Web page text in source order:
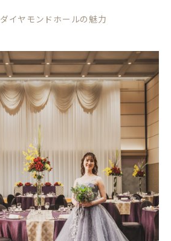
ダイヤモンドホールの魅力